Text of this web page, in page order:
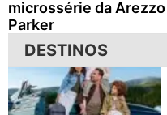
microssérie da
Parker
DESTINOS